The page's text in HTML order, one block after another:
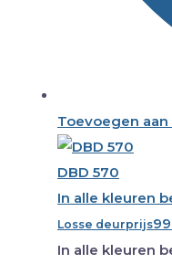
Toevoegen
DBD 570
In alle kleuren
Losse deurprijs
In alle kleuren